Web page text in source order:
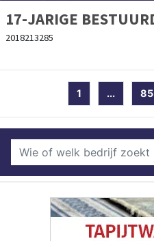
17-JARIGE
2018213285
1 ... 85